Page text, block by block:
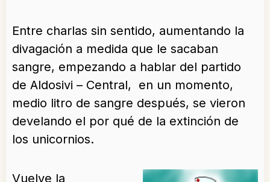
Entre charlas sin sentido, aumentando la
divagación a medida que le sacaban
sangre, empezando a hablar del partido
de Aldosivi – Central, en un momento,
medio litro de sangre después, se vieron
develando el por qué de la extinción de
los unicornios.
Vuelve la